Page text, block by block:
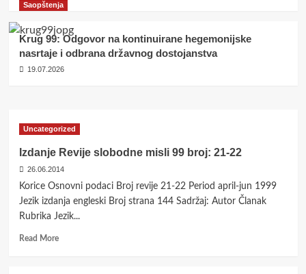
Saopštenja
Krug 99: Odgovor na kontinuirane hegemonijske
nasrtaje i odbrana državnog dostojanstva
19.07.2026
Uncategorized
Izdanje Revije slobodne misli 99 broj: 21-22
26.06.2014
Korice Osnovni podaci Broj revije 21-22 Period april-jun 1999
Jezik izdanja engleski Broj strana 144 Sadržaj: Autor Članak
Rubrika Jezik...
Read MoreRead